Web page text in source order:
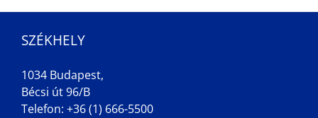
SZÉKHELY
1034 Budapest,
Bécsi út 96/B
Telefon: +36 (1) 666-5500